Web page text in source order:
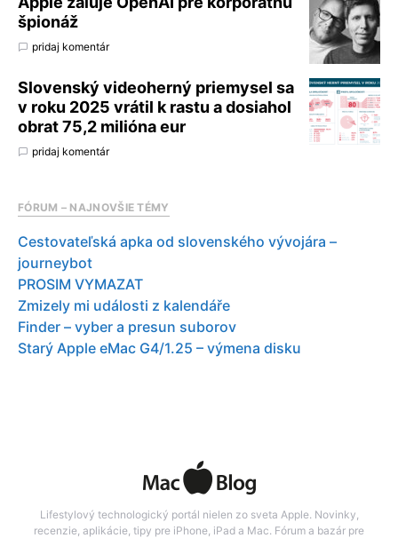
špionáž
pridaj komentár
Slovenský videoherný priemysel sa
v roku 2025 vrátil k rastu a dosiahol
obrat 75,2 milióna eur
pridaj komentár
FÓRUM – NAJNOVŠIE TÉMY
Cestovateľská apka od slovenského vývojára –
journeybot
PROSIM VYMAZAT
Zmizely mi události z kalendáře
Finder – vyber a presun suborov
Starý Apple eMac G4/1.25 – výmena disku
Lifestylový technologický portál nielen zo sveta Apple. Novinky,
recenzie, aplikácie, tipy pre iPhone, iPad a Mac. Fórum a bazár pre